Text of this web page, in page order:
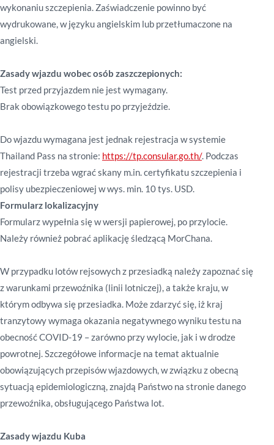
wykonaniu szczepienia. Zaświadczenie powinno być
wydrukowane, w języku angielskim lub przetłumaczone na
angielski.
Zasady wjazdu wobec osób zaszczepionych:
Test przed przyjazdem nie jest wymagany.
Brak obowiązkowego testu po przyjeździe.
Do wjazdu wymagana jest jednak rejestracja w systemie
Thailand Pass na stronie: https://tp.consular.go.th/. Podczas
rejestracji trzeba wgrać skany m.in. certyfikatu szczepienia i
polisy ubezpieczeniowej w wys. min. 10 tys. USD.
Formularz lokalizacyjny
Formularz wypełnia się w wersji papierowej, po przylocie.
Należy również pobrać aplikację śledzącą MorChana.
W przypadku lotów rejsowych z przesiadką należy zapoznać się
z warunkami przewoźnika (linii lotniczej), a także kraju, w
którym odbywa się przesiadka. Może zdarzyć się, iż kraj
tranzytowy wymaga okazania negatywnego wyniku testu na
obecność COVID-19 – zarówno przy wylocie, jak i w drodze
powrotnej. Szczegółowe informacje na temat aktualnie
obowiązujących przepisów wjazdowych, w związku z obecną
sytuacją epidemiologiczną, znajdą Państwo na stronie danego
przewoźnika, obsługującego Państwa lot.
Zasady wjazdu Kuba